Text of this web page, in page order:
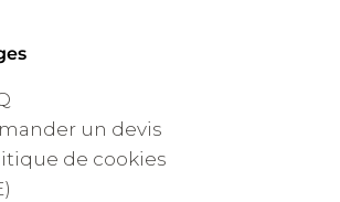
un devis
de cookies